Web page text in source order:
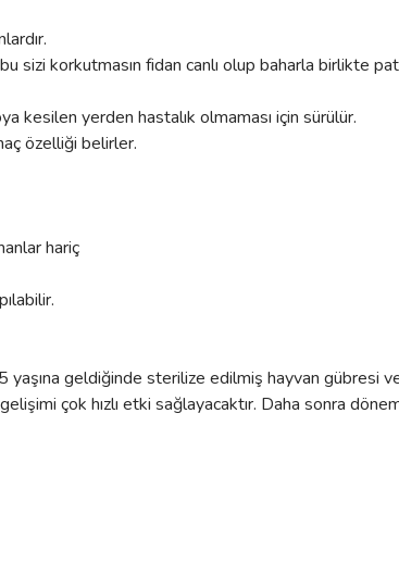
sizi korkutmasın fidan canlı olup baharla birlikte
kesilen yerden hastalık olmaması için sürülür.
özelliği belirler.
hariç
geldiğinde sterilize edilmiş hayvan gübresi
çok hızlı etki sağlayacaktır. Daha sonra